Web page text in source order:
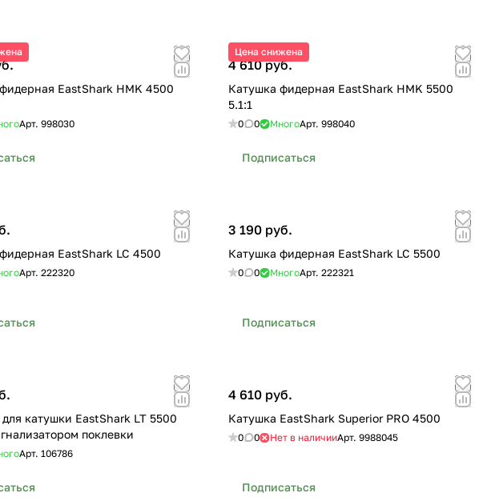
EastShark HMK 4500
Арт. 998030
Цена снижена
4 610 руб.
Катушка фидерная EastShark HMK 5500
5.1:1
0 0 МногоАрт.998040
Подписаться
EastShark LC 4500
Арт. 222320
3 190 руб.
Катушка фидерная EastShark LC 5500
0 0 МногоАрт.222321
Подписаться
катушки EastShark LT 5500
поклевки
Арт. 106786
4 610 руб.
Катушка EastShark Superior PRO 4500
0 0 Нет в наличииАрт.9988045
Подписаться